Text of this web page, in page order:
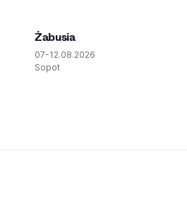
Żabusia
07-12.08.2026
Sopot